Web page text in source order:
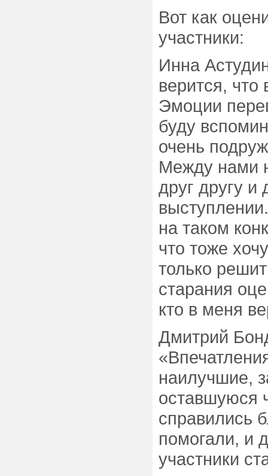
Вот как
участники:
Инна
верится, что
Эмоции
буду
очень
Между нами
друг другу и
на таком
что тоже
только
старания
кто в меня
Дмитрий
наилучшие,
оставшуюся
справились
помогали, и
участники